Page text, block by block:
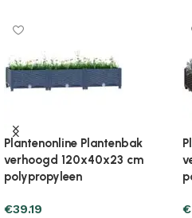
Plantenonline Plantenbak
verhoogd 120x40x38 cm
polypropyleen
€57.81